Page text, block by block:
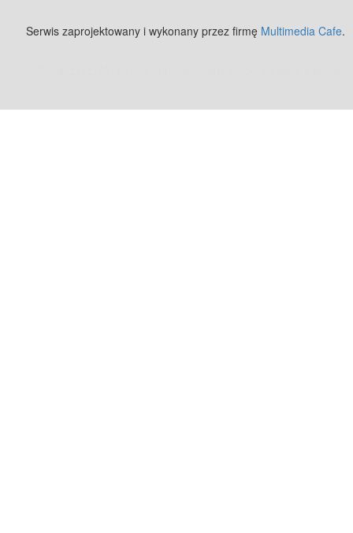
Serwis zaprojektowany i wykonany przez firmę Multimedia Cafe.